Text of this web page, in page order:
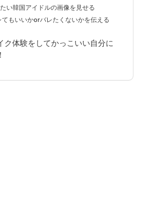
い韓国アイドルの画像を見せる
てもいいかorバレたくないかを伝える
ク体験をしてかっこいい自分に